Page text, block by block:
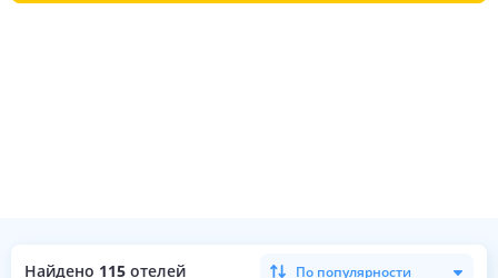
Найдено 115 отелей По популярности